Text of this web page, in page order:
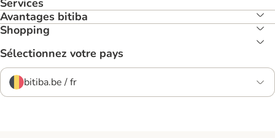
Services
Avantages bitiba
Shopping
Sélectionnez votre pays
bitiba.be / fr